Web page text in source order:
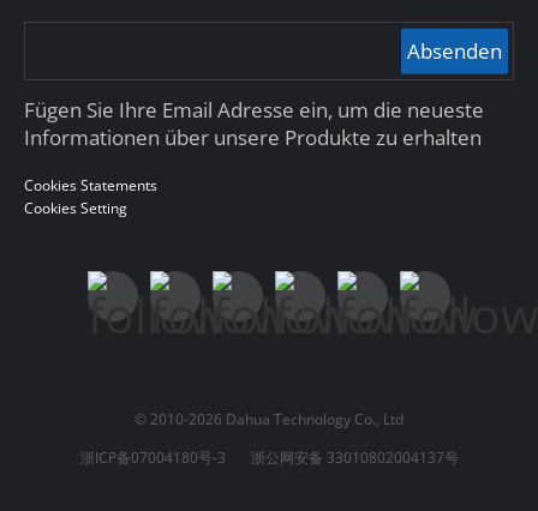
Absenden
Fügen Sie Ihre Email Adresse ein, um die neueste
Informationen über unsere Produkte zu erhalten
Cookies Statements
Cookies Setting
© 2010-2026 Dahua Technology Co., Ltd
浙ICP备07004180号-3
浙公网安备 33010802004137号